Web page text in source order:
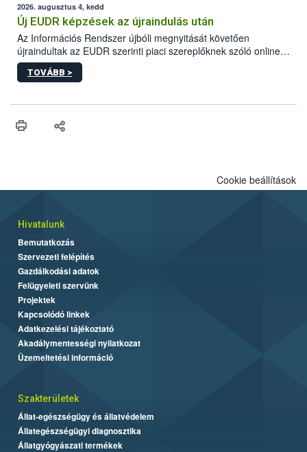
higiéniai szabályok betartása, a megfelelő hőkezelés, valamint a
maradékok szakszerű tárolása. A Nemzeti Élelmiszerlánc-
biztonsági Hivatal (Nébih) Oktatási Programja összegyűjtötte a
biztonságos grillezés legfontosabb tudnivalóit.
2026. augusztus 4, kedd
Új EUDR képzések az újraindulás után
Az Információs Rendszer újbóli megnyitását követően
újraindultak az EUDR szerinti piaci szereplőknek szóló online
képzések.
TOVÁBB >
Cookie beállítások
Hivatalunk
Bemutatkozás
Szervezeti felépítés
Gazdálkodási adatok
Felügyeleti szervünk
Projektek
Kapcsolódó linkek
Adatkezelési tájékoztató
Akadálymentességi nyilatkozat
Üzemeltetési információ
Szakterületek
Állat-egészségügy és állatvédelem
Állategészségügyi diagnosztika
Állatgyógyászati termékek